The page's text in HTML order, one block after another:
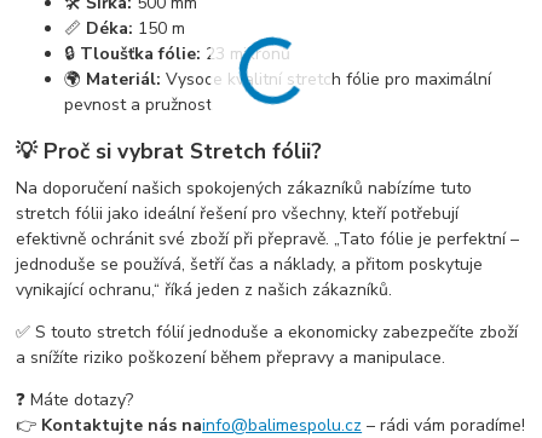
📏 Déka: 150 m
🔒 Tloušťka fólie: 23 mikronů
🌍 Materiál: Vysoce kvalitní stretch fólie pro maximální
pevnost a pružnost
💡 Proč si vybrat Stretch fólii?
Na doporučení našich spokojených zákazníků nabízíme tuto
stretch fólii jako ideální řešení pro všechny, kteří potřebují
efektivně ochránit své zboží při přepravě. „Tato fólie je perfektní –
jednoduše se používá, šetří čas a náklady, a přitom poskytuje
vynikající ochranu,“ říká jeden z našich zákazníků.
✅ S touto stretch fólií jednoduše a ekonomicky zabezpečíte zboží
a snížíte riziko poškození během přepravy a manipulace.
❓ Máte dotazy?
👉 Kontaktujte nás nainfo@balimespolu.cz – rádi vám poradíme!